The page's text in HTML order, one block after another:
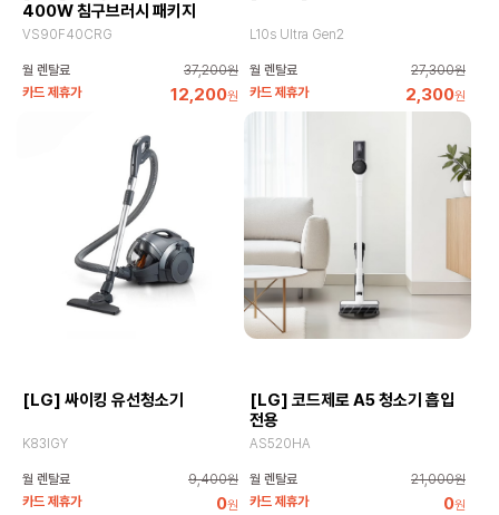
400W 침구브러시 패키지
VS90F40CRG
월 렌탈료
37,200원
카드 제휴가
12,200원
L10s Ultra Gen2
월 렌탈료
27,300원
카드 제휴가
2,300원
[LG] 싸이킹 유선청소기
K83IGY
월 렌탈료
9,400원
카드 제휴가
0원
[LG] 코드제로 A5 청소기 흡입
전용
AS520HA
월 렌탈료
21,000원
카드 제휴가
0원